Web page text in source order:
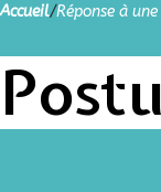
Accueil/Réponse à